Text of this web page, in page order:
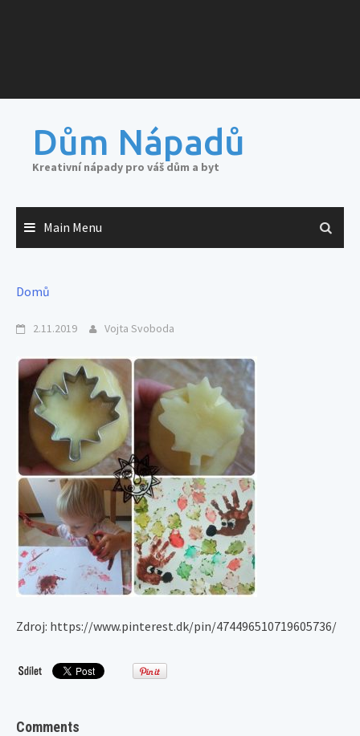
Dům Nápadů
Kreativní nápady pro váš dům a byt
Main Menu
Domů
2.11.2019 Vojta Svoboda
Zdroj: https://www.pinterest.dk/pin/474496510719605736/
Comments